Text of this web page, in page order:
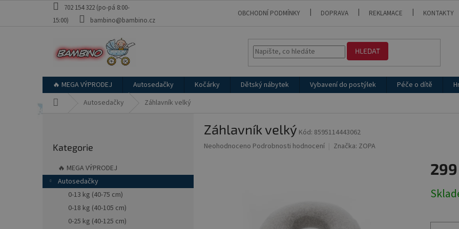
702 154 322 (po-pá 8:00-
15:00)
bambino@bambino.cz
OBCHODNÍ PODMÍNKY DOPRAVA REKLAMACE KONTAKTY
HLEDAT
🔥 MEGA VÝPRODEJ Autosedačky Kočárky Dětský nábytek Vybavení do postýlek Péče o dítě
Autosedačky Záhlavník velký
a
n
kategorie
Kategorie
🔥 MEGA VÝPRODEJ
Autosedačky
0-13 kg (40-75 cm)
0-18 kg (40-105 cm)
0-25 kg (40-125 cm)
Záhlavník velký Kód: 8595114443062
Průměrné
Neohodnoceno Podrobnosti hodnocení Značka: ZOPA
cena: